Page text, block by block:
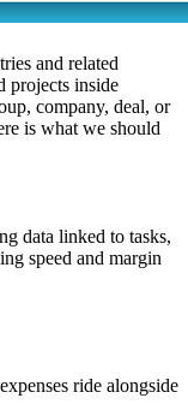
and related
projects inside
company, deal, or
is what we should
data linked to tasks,
speed and margin
ride alongside